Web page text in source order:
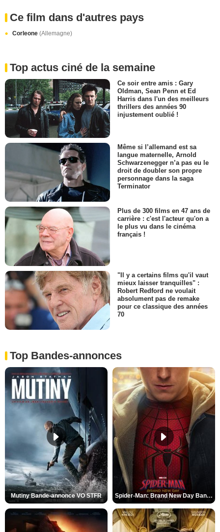
Ce film dans d'autres pays
Corleone (Allemagne)
Top actus ciné de la semaine
Ce soir entre amis : Gary
Oldman, Sean Penn et Ed
Harris dans l'un des meilleurs
thrillers des années 90
injustement oublié !
Même si l’allemand est sa
langue maternelle, Arnold
Schwarzenegger n’a pas eu le
droit de doubler son propre
personnage dans la saga
Terminator
Plus de 300 films en 47 ans de
carrière : c'est l'acteur qu'on a
le plus vu dans le cinéma
français !
"Il y a certains films qu'il vaut
mieux laisser tranquilles" :
Robert Redford ne voulait
absolument pas de remake
pour ce classique des années
70
Top Bandes-annonces
Mutiny Bande-annonce VO STFR Spider-Man: Brand New Day Bande-annonce VO STFR